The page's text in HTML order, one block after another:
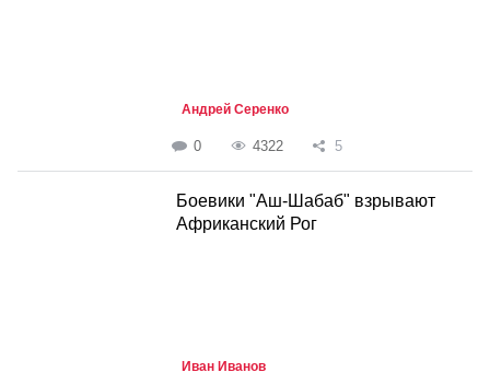
Андрей Серенко
0 4322 5
Боевики "Аш-Шабаб" взрывают
Африканский Рог
Иван Иванов